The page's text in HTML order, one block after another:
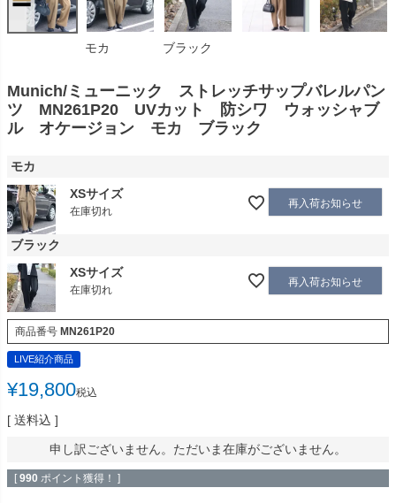
モカ ブラック
Munich/ミューニック ストレッチサップバレルパン
ツ MN261P20 UVカット 防シワ ウォッシャブ
ル オケージョン モカ ブラック
モカ
XSサイズ
在庫切れ
再入荷お知らせ
ブラック
XSサイズ
在庫切れ
再入荷お知らせ
商品番号 MN261P20
LIVE紹介商品
¥19,800税込
送料込
申し訳ございません。ただいま在庫がございません。
[ 990 ポイント獲得！ ]